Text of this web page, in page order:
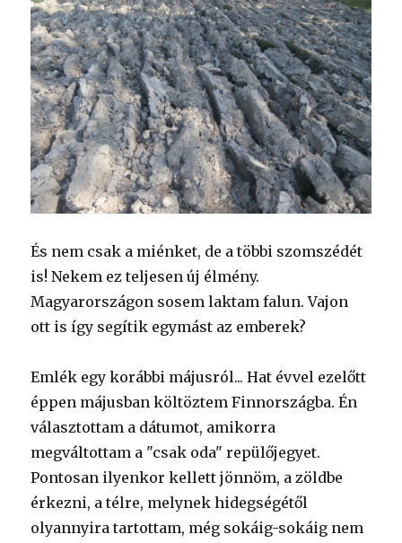
És nem csak a miénket, de a többi szomszédét
is! Nekem ez teljesen új élmény.
Magyarországon sosem laktam falun. Vajon
ott is így segítik egymást az emberek?
Emlék egy korábbi májusról... Hat évvel ezelőtt
éppen májusban költöztem Finnországba. Én
választottam a dátumot, amikorra
megváltottam a "csak oda" repülőjegyet.
Pontosan ilyenkor kellett jönnöm, a zöldbe
érkezni, a télre, melynek hidegségétől
olyannyira tartottam, még sokáig-sokáig nem